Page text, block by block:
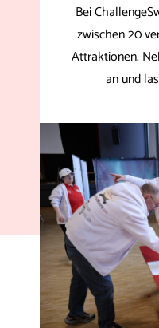
Bei
zwischen 20
Attraktionen.
an und